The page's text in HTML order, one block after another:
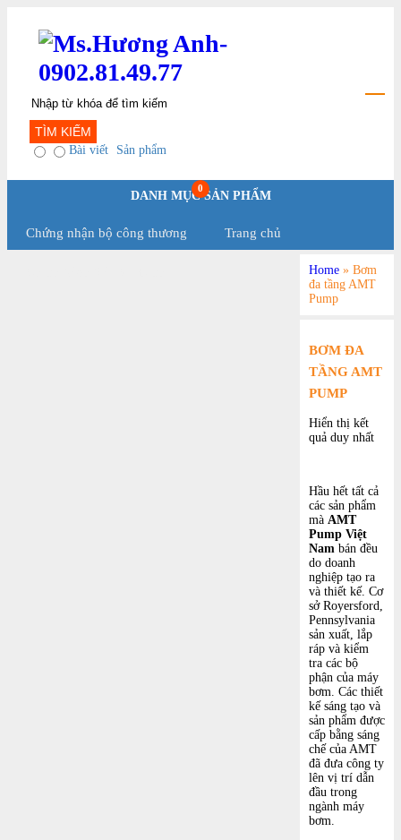
TÌM KIẾM
Bài viết Sản phẩm
0
DANH MỤC SẢN PHẨM
Chứng nhận bộ công thương Trang chủ
Home » Bơm
đa tầng AMT
Pump
BƠM ĐA
TẦNG AMT
PUMP
Hiển thị kết
quả duy nhất
Hầu hết tất cả
các sản phẩm
mà AMT
Pump Việt
Nam bán đều
do doanh
nghiệp tạo ra
và thiết kế. Cơ
sở Royersford,
Pennsylvania
sản xuất, lắp
ráp và kiểm
tra các bộ
phận của máy
bơm. Các thiết
kế sáng tạo và
sản phẩm được
cấp bằng sáng
chế của AMT
đã đưa công ty
lên vị trí dẫn
đầu trong
ngành máy
bơm.